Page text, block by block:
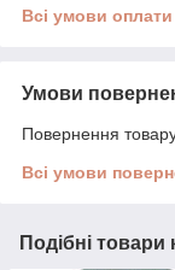
Всі умови оплати
Умови
Повернення
Всі умови
Подібні товари